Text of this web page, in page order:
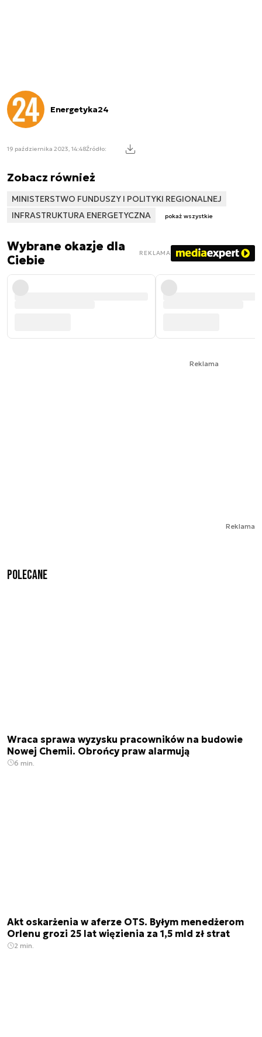
Energetyka24
19 października 2023, 14:48Źródło:
Zobacz również
MINISTERSTWO FUNDUSZY I POLITYKI REGIONALNEJ
INFRASTRUKTURA ENERGETYCZNA
pokaż wszystkie
Wybrane okazje dla
Ciebie
REKLAMA
Reklama
Reklama
Polecane
Wraca sprawa wyzysku pracowników na budowie
Nowej Chemii. Obrońcy praw alarmują
6 min.
Akt oskarżenia w aferze OTS. Byłym menedżerom
Orlenu grozi 25 lat więzienia za 1,5 mld zł strat
2 min.